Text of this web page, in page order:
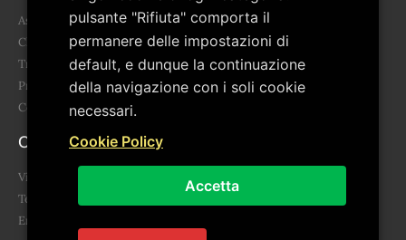
Associazione
Chi siamo
Trasparenza
Progetti
Contatti
Contatti
Via Giovanni Falcone, 3 85043 Latronico (PZ)
Telefono: 0973.859455 - 340 678 6865
Email: segreteria@artepollino.it - info@artepollino.it
pulsante "Rifiuta" comporta il
permanere delle impostazioni di
default, e dunque la continuazione
della navigazione con i soli cookie
necessari.
Cookie Policy
Accetta